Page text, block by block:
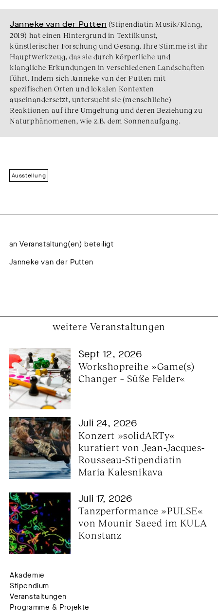
Janneke van der Putten (Stipendiatin Musik/Klang,
2019) hat einen Hintergrund in Textilkunst,
künstlerischer Forschung und Gesang. Ihre Stimme ist ihr
Hauptwerkzeug, das sie durch körperliche und
klangliche Erkundungen in verschiedenen Landschaften
führt. Indem sich Janneke van der Putten mit
spezifischen Orten und lokalen Kontexten
auseinandersetzt, untersucht sie (menschliche)
Reaktionen auf ihre Umgebung und deren Beziehung zu
Naturphänomenen, wie z.B. dem Sonnenaufgang.
Ausstellung
an Veranstaltung(en) beteiligt
Janneke van der Putten
weitere Veranstaltungen
Sept 12, 2026
Workshopreihe »Game(s)
Changer – Süße Felder«
Juli 24, 2026
Konzert »solidARTy«
kuratiert von Jean-Jacques-
Rousseau-Stipendiatin
Maria Kalesnikava
Juli 17, 2026
Tanzperformance »PULSE«
von Mounir Saeed im KULA
Konstanz
Akademie
Stipendium
Veranstaltungen
Programme & Projekte